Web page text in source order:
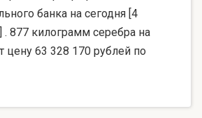
банка на сегодня [4
. 877 килограмм серебра на
цену 63 328 170 рублей по